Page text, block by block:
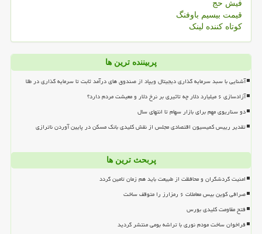
فیش حج
قیمت بیسیم باوفنگ
کوتاه کننده لینک
پربیننده ترین ها
آشنایی با سبد سرمایه گذاری دیجیتال ویپاد از صندوق های درآمد ثابت تا سرمایه گذاری در طلا
آزادسازی ۶ میلیارد دلار چه تاثیری بر نرخ دلار و معیشت مردم دارد؟
دو سناریوی مهم برای بازار سهام تا انتهای سال
تقدیر رییس کمیسیون اقتصادی مجلس از نقش کلیدی بانک مسکن در پایین آوردن ناترازی
پربحث ترین ها
امنیت گردشگران و محافظت از طبیعت باید هم زمان تامین گردد
صرافی کوین بیس معاملات ۶ رمزارز را متوقف ساخت
فتح مقاومت کلیدی بورس
فراخوان ساخت مودم نوری با تراشه بومی منتشر گردید